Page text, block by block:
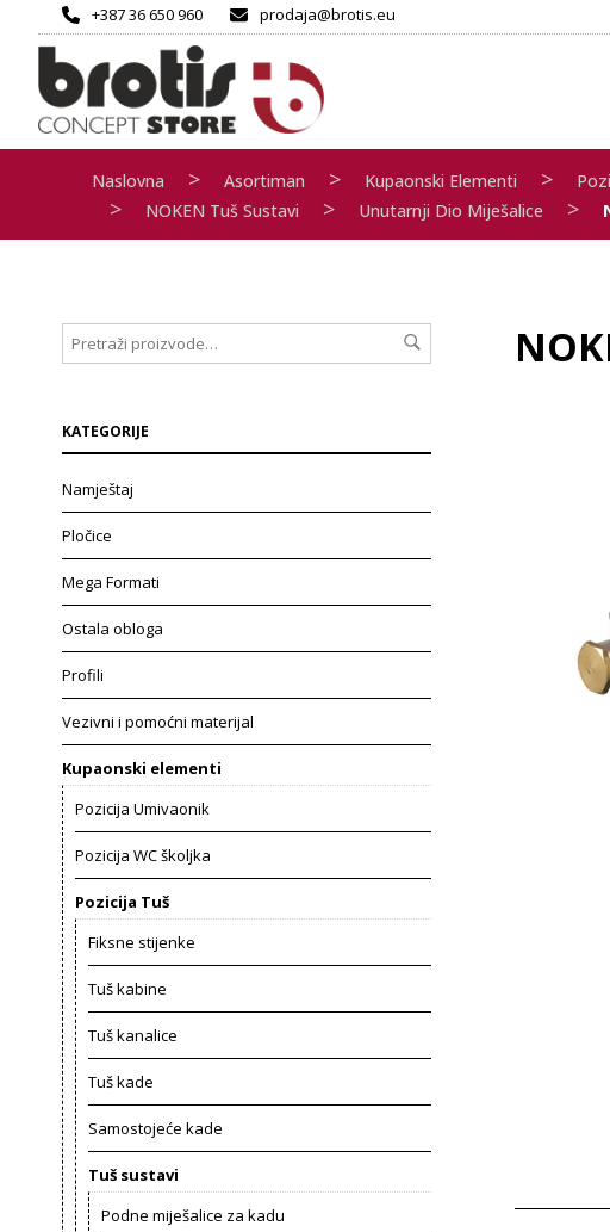
+387 36 650 960 prodaja@brotis.eu
Naslovna > Asortiman > Kupaonski Elementi >
> NOKEN Tuš Sustavi > Unutarnji Dio Miješalice >
KATEGORIJE
Namještaj
Pločice
Mega Formati
Ostala obloga
Profili
Vezivni i pomoćni materijal
Kupaonski elementi
Pozicija Umivaonik
Pozicija WC školjka
Pozicija Tuš
Fiksne stijenke
Tuš kabine
Tuš kanalice
Tuš kade
Samostojeće kade
Tuš sustavi
Podne miješalice za kadu